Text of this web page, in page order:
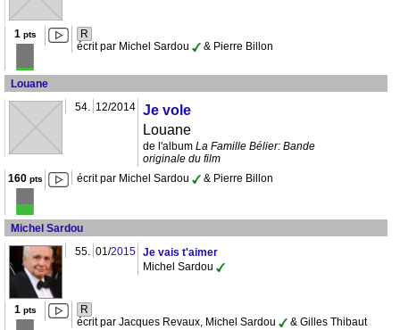
1 pts
R
écrit par Michel Sardou
& Pierre Billon
Louane
54. 12/2014 Je vole
Louane
de l'album La Famille Bélier: Bande
originale du film
160pts écrit par Michel Sardou & Pierre Billon
Michel Sardou
55. 01/2015 Je vais t'aimer
Michel Sardou
1 pts
R
écrit par Jacques Revaux, Michel Sardou
& Gilles Thibaut